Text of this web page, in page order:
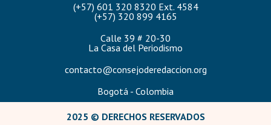
(+57) 601 320 8320 Ext. 4584
(+57) 320 899 4165
Calle 39 # 20-30
La Casa del Periodismo
contacto@consejoderedaccion.org
Bogotá - Colombia
2025 © DERECHOS RESERVADOS